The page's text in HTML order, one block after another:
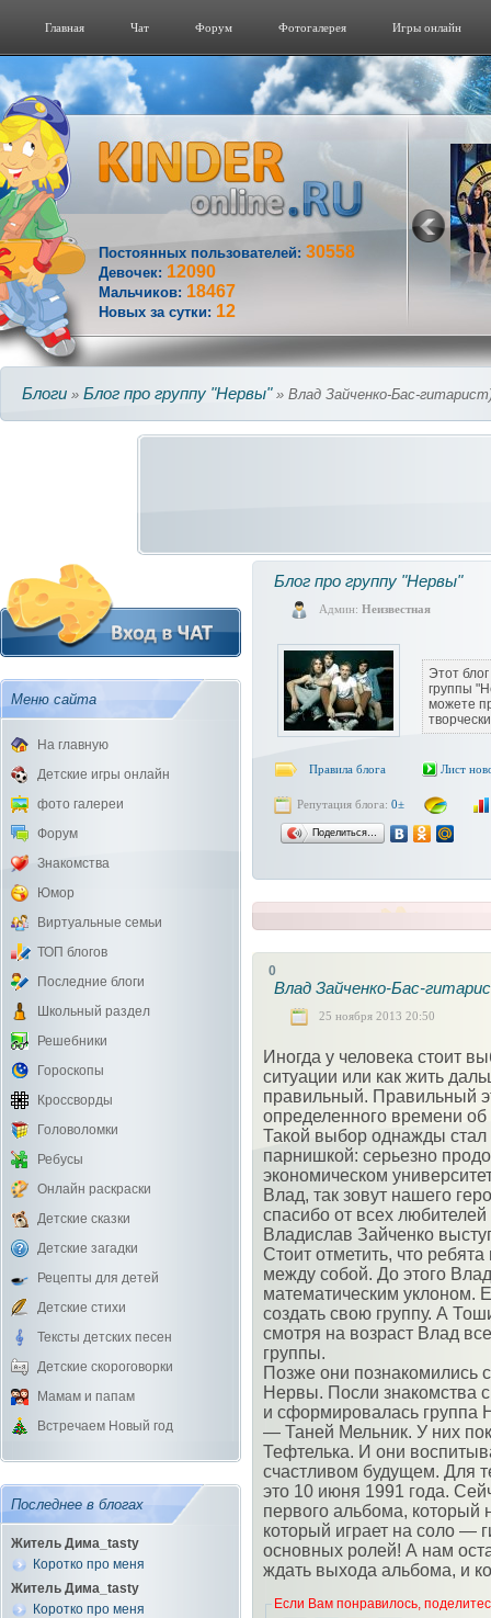
Главная Чат Форум Фотогалерeя Игры онлайн
Постоянных пользователей: 30558
Девочек: 12090
Мальчиков: 18467
Новых за сутки: 12
Блоги » Блог про группу "Нервы"» Влад Зайченко-Бас-
Меню сайта
На главную
Детские игры онлайн
фото галереи
Форум
Знакомства
Юмор
Виртуальные семьи
ТОП блогов
Последние блоги
Школьный раздел
Решебники
Гороскопы
Кроссворды
Головоломки
Ребусы
Онлайн раскраски
Детские сказки
Детские загадки
Рецепты для детей
Детские стихи
Тексты детских песен
Детские скороговорки
Мамам и папам
Встречаем Новый год
Последнее в блогах
Житель Дима_tasty
Коротко про меня
Житель Дима_tasty
Коротко про меня
Блог про группу "Нервы"
Админ: Неизвестная
Этот
группы
можете
Правила блога Лист
Репутация блога: 0±
Поделиться…
0
Влад Зайченко-Бас-
25 ноября 2013 20:50
Иногда у человека стоит
ситуации или как жить
правильный. Правильный
определенного времени
Такой выбор однажды
парнишкой: серьезно
экономическом
Влад, так зовут нашего
спасибо от всех
Владислав Зайченко
Стоит отметить, что
между собой. До этого
математическим уклоном.
создать свою группу. А
смотря на возраст Влад
группы.
Позже они познакомились
Нервы. Посли знакомства
и сформировалась группа
— Таней Мельник. У них
Тефтелька. И они
счастливом будущем. Для
это 10 июня 1991 года.
первого альбома, который
который играет на соло —
основных ролей! А нам
ждать выхода альбома, и
Если Вам понравилось,